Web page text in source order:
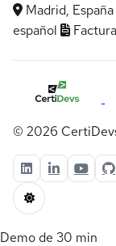
Madrid, España
español
© 2026
Demo de 30 min